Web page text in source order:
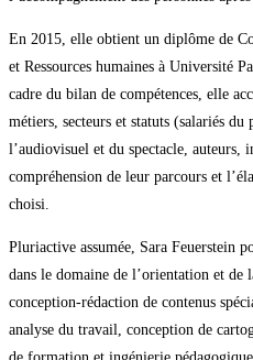
En 2015, elle obtient un diplôme de
et Ressources humaines à Université
cadre du bilan de compétences, elle
métiers, secteurs et statuts (salariés
l’audiovisuel et du spectacle, auteurs,
compréhension de leur parcours et
choisi.
Pluriactive assumée, Sara Feuerstein
dans le domaine de l’orientation et
conception-rédaction de contenus
analyse du travail, conception de